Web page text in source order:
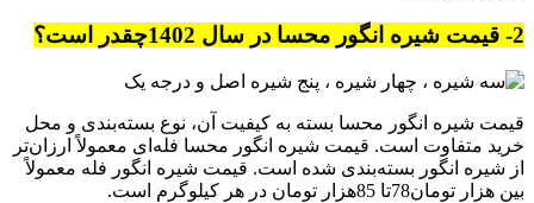
2- قیمت شیره انگور محسا در سال 1402چقدر است؟
قیمت شیره انگور محسا بسته به کیفیت آن، نوع بسته‌بندی و محل
خرید متفاوت است. قیمت شیره انگور محسا فله‌ای معمولاً ارزان‌تر
از شیره انگور بسته‌بندی شده است. قیمت شیره انگور فله معمولاً
بین هزار تومان78تا 85هزار تومان در هر کیلوگرم است.